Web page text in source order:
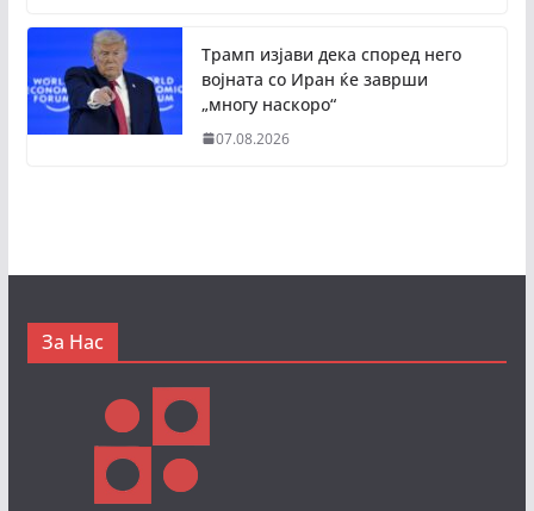
Трамп изјави дека според него
војната со Иран ќе заврши
„многу наскоро“
07.08.2026
За Нас